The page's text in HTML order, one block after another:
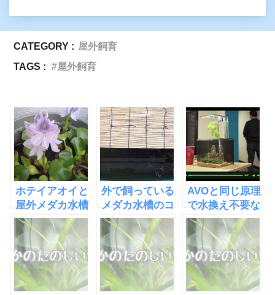
CATEGORY : 屋外飼育
TAGS :
屋外飼育
ホテイアオイと
屋外メダカ水槽
の水質浄化
外で飼っている
メダカ水槽のコ
ケ防止にスダレ
を設置した
AVOと同じ原理
で水換え不要な
水槽
「EcoQube
C」